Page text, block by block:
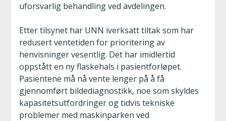
uforsvarlig behandling ved avdelingen.
Etter tilsynet har UNN iverksatt tiltak som har
redusert ventetiden for prioritering av
henvisninger vesentlig. Det har imidlertid
oppstått en ny flaskehals i pasientforløpet.
Pasientene må nå vente lenger på å få
gjennomført bildediagnostikk, noe som skyldes
kapasitetsutfordringer og tidvis tekniske
problemer med maskinparken ved